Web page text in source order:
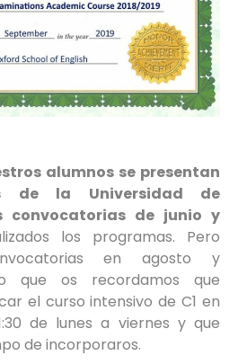
alumnos se presentan
de la Universidad de
convocatorias de junio y
los programas. Pero
en agosto y
que os recordamos que
el curso intensivo de C1 en
de lunes a viernes y que
de incorporaros.